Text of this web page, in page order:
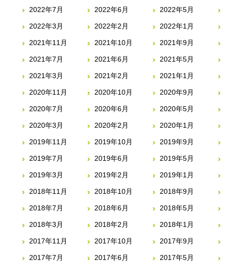
2022年7月 2022年6月 2022年5月
2022年3月 2022年2月 2022年1月
2021年11月 2021年10月 2021年9月
2021年7月 2021年6月 2021年5月
2021年3月 2021年2月 2021年1月
2020年11月 2020年10月 2020年9月
2020年7月 2020年6月 2020年5月
2020年3月 2020年2月 2020年1月
2019年11月 2019年10月 2019年9月
2019年7月 2019年6月 2019年5月
2019年3月 2019年2月 2019年1月
2018年11月 2018年10月 2018年9月
2018年7月 2018年6月 2018年5月
2018年3月 2018年2月 2018年1月
2017年11月 2017年10月 2017年9月
2017年7月 2017年6月 2017年5月